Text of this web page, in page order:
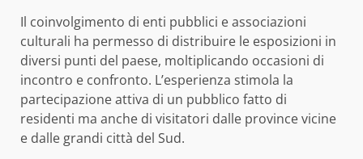
Il coinvolgimento di enti pubblici e associazioni
culturali ha permesso di distribuire le esposizioni in
diversi punti del paese, moltiplicando occasioni di
incontro e confronto. L’esperienza stimola la
partecipazione attiva di un pubblico fatto di
residenti ma anche di visitatori dalle province vicine
e dalle grandi città del Sud.